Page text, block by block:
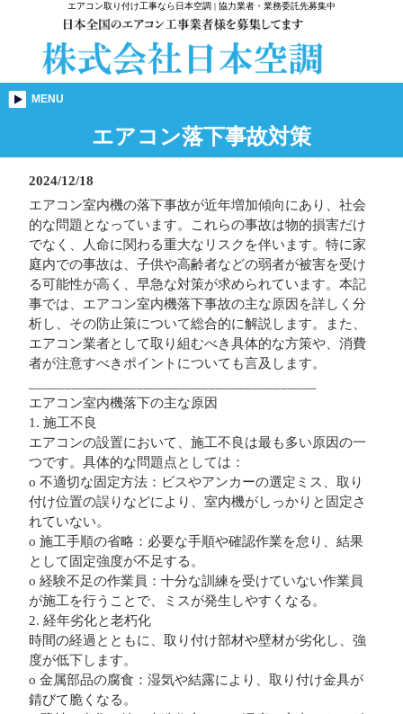
エアコン取り付け工事なら日本空調 | 協力業者・業務委託先募集中
MENU
エアコン落下事故対策
2024/12/18
エアコン室内機の落下事故が近年増加傾向にあり、社会
的な問題となっています。これらの事故は物的損害だけ
でなく、人命に関わる重大なリスクを伴います。特に家
庭内での事故は、子供や高齢者などの弱者が被害を受け
る可能性が高く、早急な対策が求められています。本記
事では、エアコン室内機落下事故の主な原因を詳しく分
析し、その防止策について総合的に解説します。また、
エアコン業者として取り組むべき具体的な方策や、消費
者が注意すべきポイントについても言及します。
エアコン室内機落下の主な原因
1. 施工不良
エアコンの設置において、施工不良は最も多い原因の一
つです。具体的な問題点としては：
o 不適切な固定方法：ビスやアンカーの選定ミス、取り
付け位置の誤りなどにより、室内機がしっかりと固定さ
れていない。
o 施工手順の省略：必要な手順や確認作業を怠り、結果
として固定強度が不足する。
o 経験不足の作業員：十分な訓練を受けていない作業員
が施工を行うことで、ミスが発生しやすくなる。
2. 経年劣化と老朽化
時間の経過とともに、取り付け部材や壁材が劣化し、強
度が低下します。
o 金属部品の腐食：湿気や結露により、取り付け金具が
錆びて脆くなる。